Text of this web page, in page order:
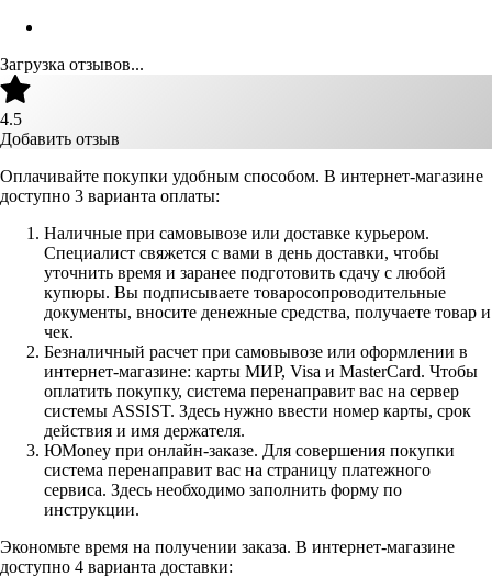
Загрузка отзывов...
4.5
Добавить отзыв
Оплачивайте покупки удобным способом. В интернет-магазине
доступно 3 варианта оплаты:
Наличные при самовывозе или доставке курьером.
Специалист свяжется с вами в день доставки, чтобы
уточнить время и заранее подготовить сдачу с любой
купюры. Вы подписываете товаросопроводительные
документы, вносите денежные средства, получаете товар и
чек.
Безналичный расчет при самовывозе или оформлении в
интернет-магазине: карты МИР, Visa и MasterCard. Чтобы
оплатить покупку, система перенаправит вас на сервер
системы ASSIST. Здесь нужно ввести номер карты, срок
действия и имя держателя.
ЮMoney при онлайн-заказе. Для совершения покупки
система перенаправит вас на страницу платежного
сервиса. Здесь необходимо заполнить форму по
инструкции.
Экономьте время на получении заказа. В интернет-магазине
доступно 4 варианта доставки: